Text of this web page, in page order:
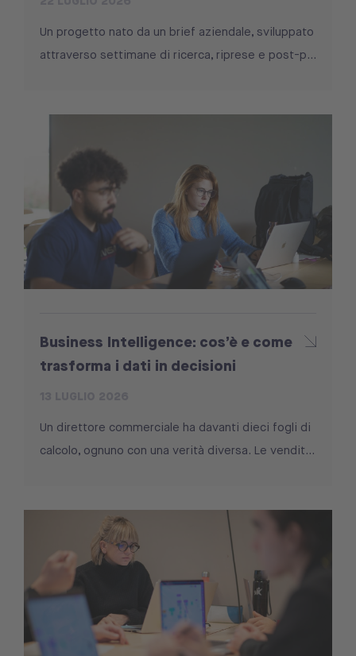
Un progetto nato da un brief aziendale, sviluppato
attraverso settimane di ricerca, riprese e post-p...
Business Intelligence: cos’è e come
trasforma i dati in decisioni
Un direttore commerciale ha davanti dieci fogli di
calcolo, ognuno con una verità diversa. Le vendit...